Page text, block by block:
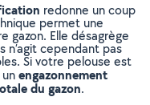
redonne un coup
permet une
gazon. Elle désagrège
n’agit cependant pas
Si votre pelouse est
engazonnement
du gazon.